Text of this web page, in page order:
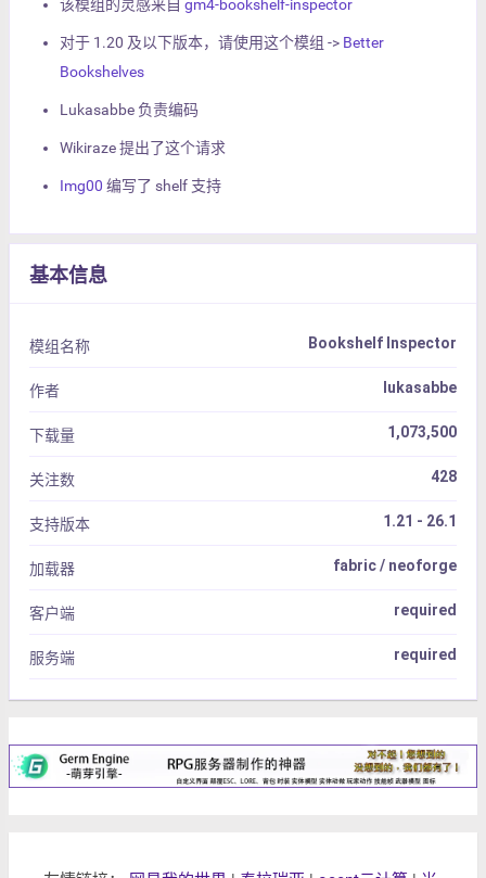
该模组的灵感来自 gm4-bookshelf-inspector
对于 1.20 及以下版本，请使用这个模组 -> Better
Bookshelves
Lukasabbe 负责编码
Wikiraze 提出了这个请求
Img00 编写了 shelf 支持
基本信息
模组名称 Bookshelf Inspector
作者 lukasabbe
下载量 1,073,500
关注数 428
支持版本 1.21 - 26.1
加载器 fabric / neoforge
客户端 required
服务端 required